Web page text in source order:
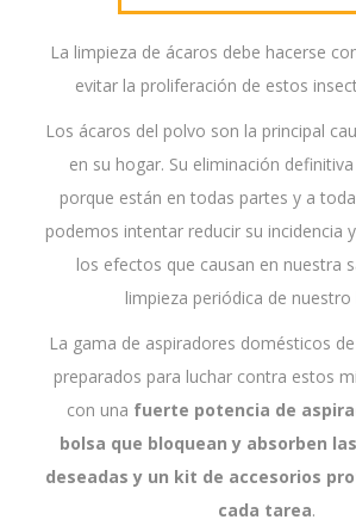
La limpieza de ácaros debe hacerse
evitar la proliferación de estos
Los ácaros del polvo son la principal
en su hogar. Su eliminación
porque están en todas partes y a
podemos intentar reducir su incidencia
los efectos que causan en nuestra
limpieza periódica de nuestro
La gama de aspiradores domésticos
preparados para luchar contra estos
con una fuerte potencia de
bolsa que bloquean y absorben
deseadas y un kit de accesorios
cada tarea.